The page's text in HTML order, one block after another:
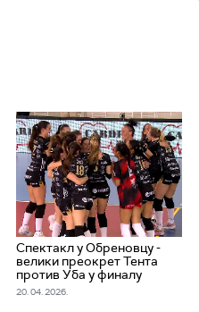
Спектакл у Обреновцу -
велики преокрет Тента
против Уба у финалу
20. 04. 2026.